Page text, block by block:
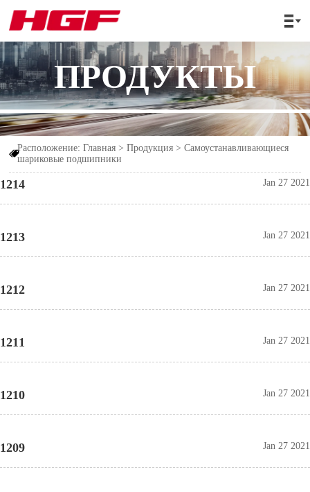

ПРОДУКТЫ

Расположение:Главная >Продукция >Cамоустанавливающиеся
шариковые подшипники
1214 Jan 27 2021
1213 Jan 27 2021
1212 Jan 27 2021
1211 Jan 27 2021
1210 Jan 27 2021
1209 Jan 27 2021